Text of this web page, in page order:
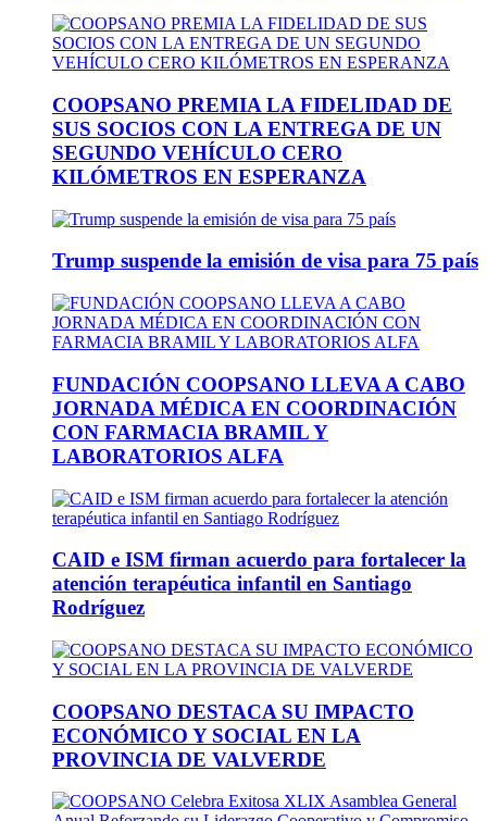
COOPSANO PREMIA LA FIDELIDAD DE
SUS SOCIOS CON LA ENTREGA DE UN
SEGUNDO VEHÍCULO CERO
KILÓMETROS EN ESPERANZA
Trump suspende la emisión de visa para 75 país
FUNDACIÓN COOPSANO LLEVA A CABO
JORNADA MÉDICA EN COORDINACIÓN
CON FARMACIA BRAMIL Y
LABORATORIOS ALFA
CAID e ISM firman acuerdo para fortalecer la
atención terapéutica infantil en Santiago
Rodríguez
COOPSANO DESTACA SU IMPACTO
ECONÓMICO Y SOCIAL EN LA
PROVINCIA DE VALVERDE